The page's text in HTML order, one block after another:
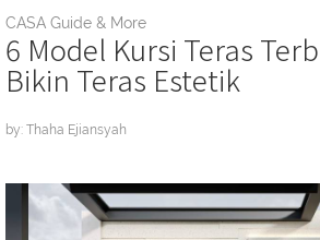
CASA Guide & More
6 Model Kursi Teras
Bikin Teras Estetik
by: Thaha Ejiansyah